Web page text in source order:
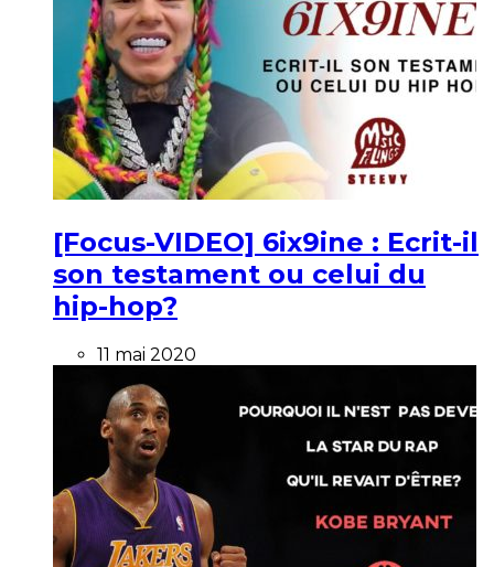
[Focus-VIDEO] 6ix9ine : Ecrit-il
son testament ou celui du
hip-hop?
11 mai 2020